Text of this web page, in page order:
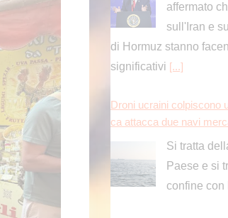
affermato
sull'Iran e
di Hormuz stanno
significativi [...]
Droni ucraini colpiscono
ca attacca due navi
Si tratta
Paese e si
confine con